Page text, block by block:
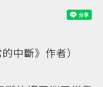
中斷》作者）